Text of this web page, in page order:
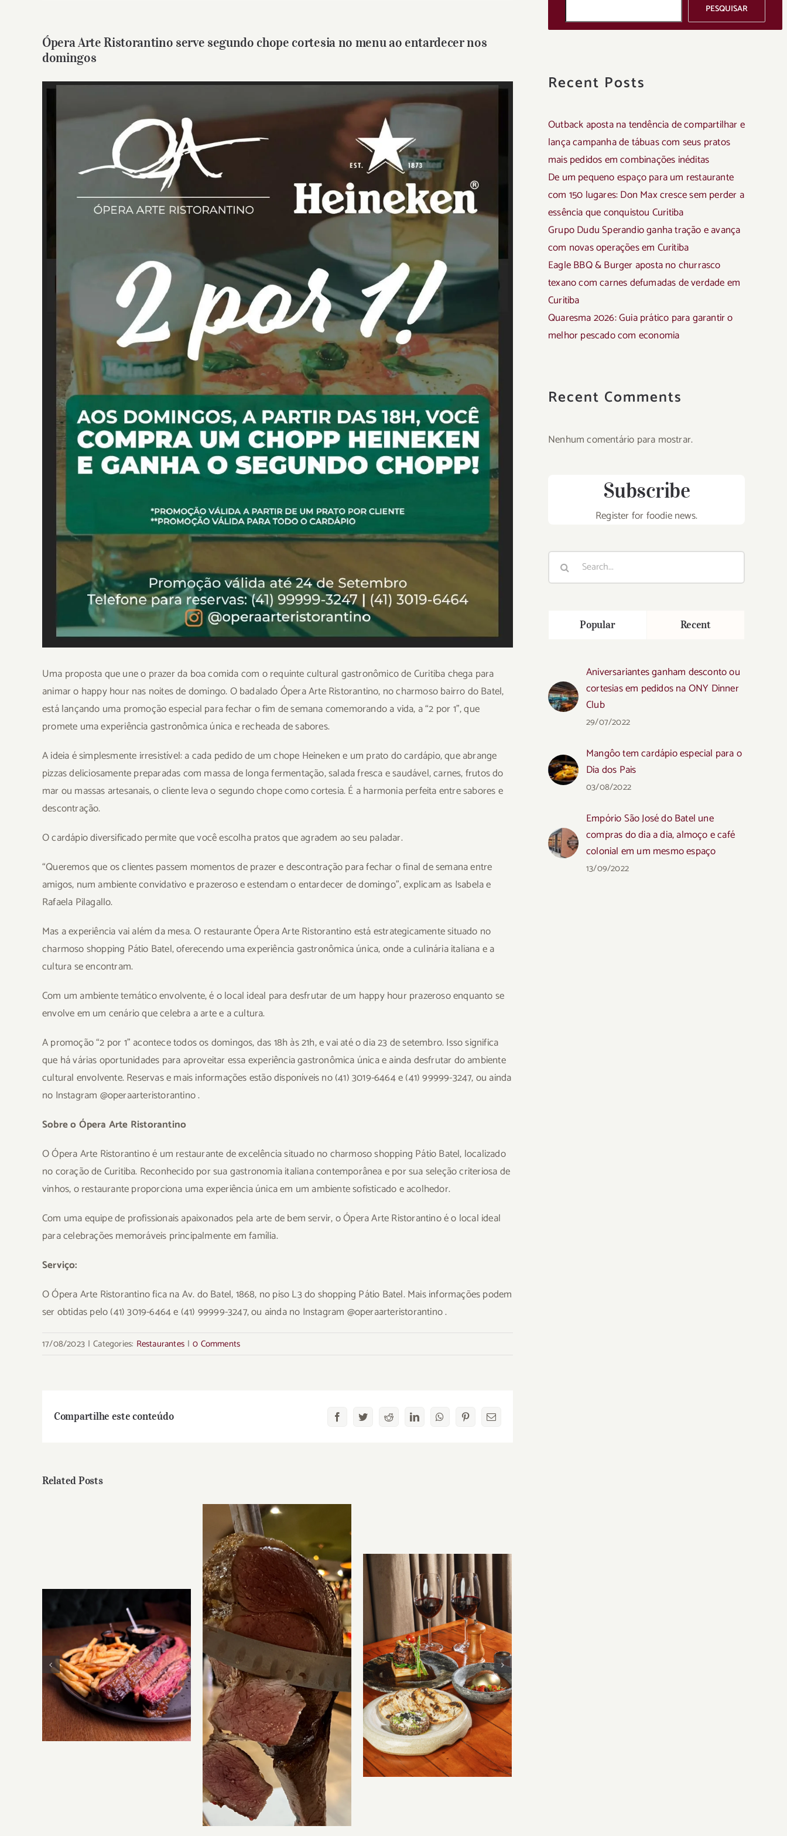
Ópera Arte Ristorantino serve segundo chope cortesia no menu ao entardecer nos
domingos
View
Image
Uma proposta que une o prazer da boa comida com o requinte cultural gastronômico de Curitiba chega para
animar o happy hour nas noites de domingo. O badalado Ópera Arte Ristorantino, no charmoso bairro do Batel,
está lançando uma promoção especial para fechar o fim de semana comemorando a vida, a “2 por 1”, que
promete uma experiência gastronômica única e recheada de sabores.
A ideia é simplesmente irresistível: a cada pedido de um chope Heineken e um prato do cardápio, que abrange
pizzas deliciosamente preparadas com massa de longa fermentação, salada fresca e saudável, carnes, frutos do
mar ou massas artesanais, o cliente leva o segundo chope como cortesia. É a harmonia perfeita entre sabores e
descontração.
O cardápio diversificado permite que você escolha pratos que agradem ao seu paladar.
“Queremos que os clientes passem momentos de prazer e descontração para fechar o final de semana entre
amigos, num ambiente convidativo e prazeroso e estendam o entardecer de domingo”, explicam as Isabela e
Rafaela Pilagallo.
Mas a experiência vai além da mesa. O restaurante Ópera Arte Ristorantino está estrategicamente situado no
charmoso shopping Pátio Batel, oferecendo uma experiência gastronômica única, onde a culinária italiana e a
cultura se encontram.
Com um ambiente temático envolvente, é o local ideal para desfrutar de um happy hour prazeroso enquanto se
envolve em um cenário que celebra a arte e a cultura.
A promoção “2 por 1” acontece todos os domingos, das 18h às 21h, e vai até o dia 23 de setembro. Isso significa
que há várias oportunidades para aproveitar essa experiência gastronômica única e ainda desfrutar do ambiente
cultural envolvente. Reservas e mais informações estão disponíveis no (41) 3019-6464 e (41) 99999-3247, ou ainda
no Instagram @operaarteristorantino .
Sobre o Ópera Arte Ristorantino
O Ópera Arte Ristorantino é um restaurante de excelência situado no charmoso shopping Pátio Batel, localizado
no coração de Curitiba. Reconhecido por sua gastronomia italiana contemporânea e por sua seleção criteriosa de
vinhos, o restaurante proporciona uma experiência única em um ambiente sofisticado e acolhedor.
Com uma equipe de profissionais apaixonados pela arte de bem servir, o Ópera Arte Ristorantino é o local ideal
para celebrações memoráveis principalmente em família.
Serviço:
O Ópera Arte Ristorantino fica na Av. do Batel, 1868, no piso L3 do shopping Pátio Batel. Mais informações podem
ser obtidas pelo (41) 3019-6464 e (41) 99999-3247, ou ainda no Instagram @operaarteristorantino .
17/08/2023 | Categories: Restaurantes | 0 Comments
Compartilhe este conteúdo FacebookTwitterRedditLinkedInWhatsAppPinterestEmail
Related Posts
PESQUISAR
Recent Posts
Outback aposta na tendência de compartilhar e
lança campanha de tábuas com seus pratos
mais pedidos em combinações inéditas
De um pequeno espaço para um restaurante
com 150 lugares: Don Max cresce sem perder a
essência que conquistou Curitiba
Grupo Dudu Sperandio ganha tração e avança
com novas operações em Curitiba
Eagle BBQ & Burger aposta no churrasco
texano com carnes defumadas de verdade em
Curitiba
Quaresma 2026: Guia prático para garantir o
melhor pescado com economia
Recent Comments
Nenhum comentário para mostrar.
Subscribe
Register for foodie news.
Popular Recent
Aniversariantes ganham desconto ou
cortesias em pedidos na ONY Dinner
Club
29/07/2022
Mangôo tem cardápio especial para o
Dia dos Pais
03/08/2022
Empório São José do Batel une
compras do dia a dia, almoço e café
colonial em um mesmo espaço
13/09/2022